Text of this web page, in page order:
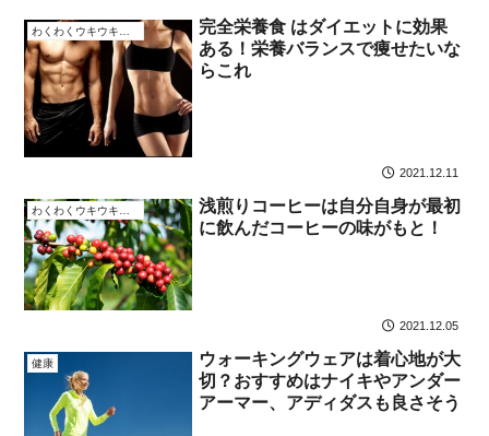
完全栄養食 はダイエットに効果
ある！栄養バランスで痩せたいな
らこれ
2021.12.11
わくわくウキウキなこと
浅煎りコーヒーは自分自身が最初
に飲んだコーヒーの味がもと！
2021.12.05
健康
ウォーキングウェアは着心地が大
切？おすすめはナイキやアンダー
アーマー、アディダスも良さそう